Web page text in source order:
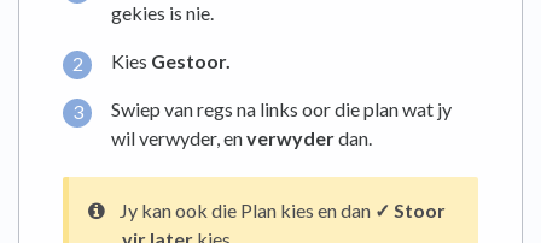
gekies is nie.
Kies Gestoor.
Swiep van regs na links oor die plan wat jy
wil verwyder, enverwyderdan.
Jy kan ook die Plan kies en dan ✓ Stoor